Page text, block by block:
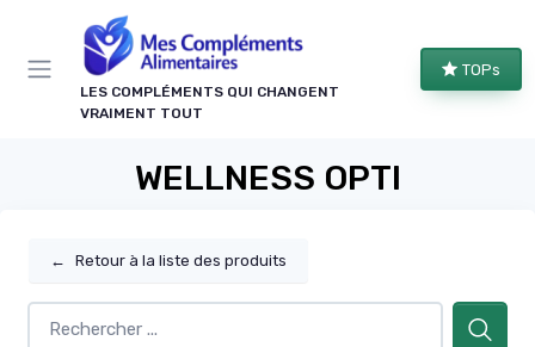
LES COMPLÉMENTS QUI CHANGENT
VRAIMENT TOUT
TOPs
WELLNESS OPTI
← Retour à la liste des produits
Panneau de gestion des cookies